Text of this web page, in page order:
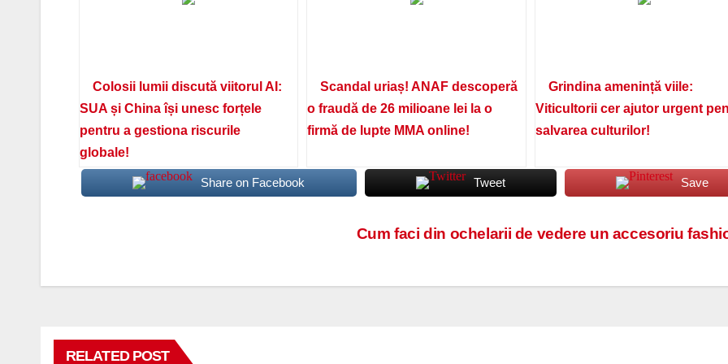
Colosii lumii discută viitorul AI:
SUA și China își unesc forțele
pentru a gestiona riscurile
globale!
Scandal uriaș! ANAF descoperă
o fraudă de 26 milioane lei la o
firmă de lupte MMA online!
Grindina amenință viile:
Viticultorii cer ajutor urgent
salvarea culturilor!
Share on Facebook Tweet Save
Cum faci din ochelarii de vedere un accesoriu
RELATED POST